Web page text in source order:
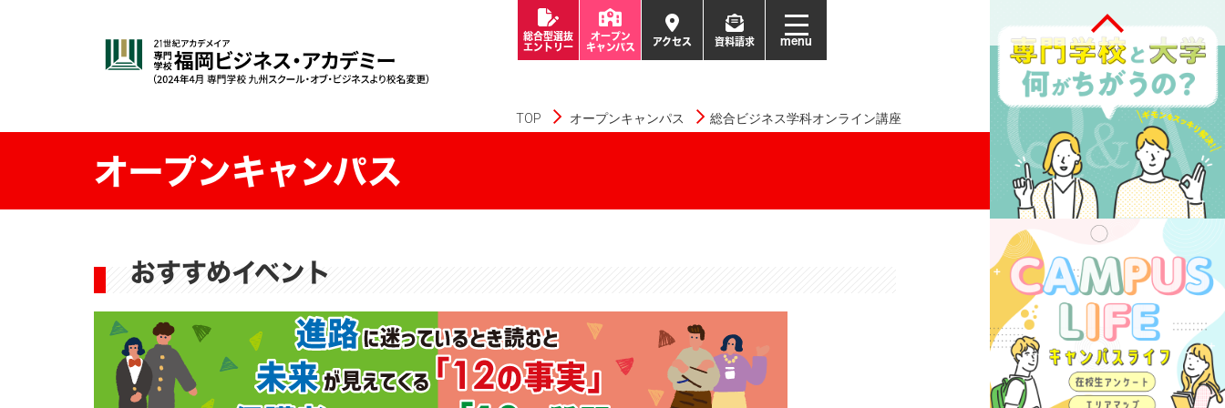
総合型選抜
エントリー
オープン
キャンパス
アクセス 資料請求 menu
TOP オープンキャンパス 総合ビジネス学科オンライン講座
オープンキャンパス
おすすめイベント